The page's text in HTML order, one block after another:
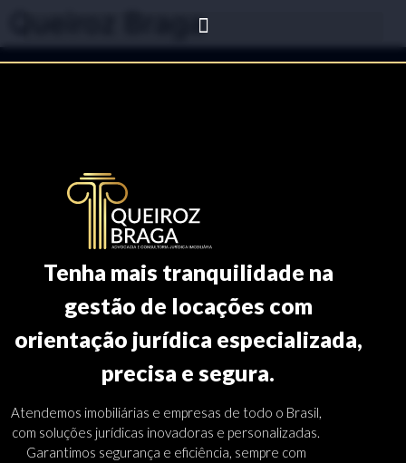
Queiroz Braga
Tenha mais tranquilidade na
gestão de locações com
orientação jurídica especializada,
precisa e segura.
Atendemos imobiliárias e empresas de todo o Brasil,
com soluções jurídicas inovadoras e personalizadas.
Garantimos segurança e eficiência, sempre com